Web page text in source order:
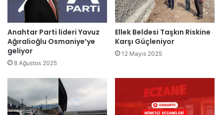
Anahtar Parti lideri Yavuz
Ağıralioğlu Osmaniye’ye
geliyor
8 Ağustos 2025
Ellek Beldesi Taşkın Riskine
Karşı Güçleniyor
12 Mayıs 2025